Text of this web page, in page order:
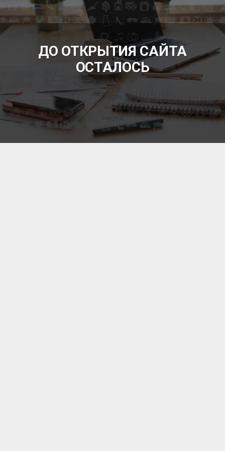
БЕСПЛАТНЫЕ ОБЪЯВЛЕНИЯ
ДО ОТКРЫТИЯ САЙТА
ОСТАЛОСЬ
Дней
часов
минут